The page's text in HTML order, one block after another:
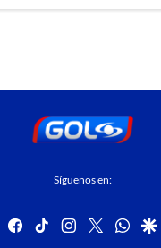
Síguenos en:
facebook
tiktok instagram
twitter